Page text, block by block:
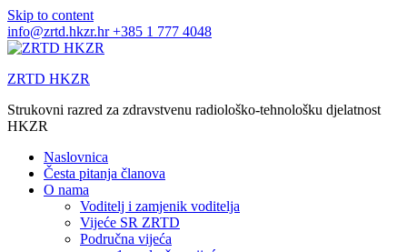
Skip to content
info@zrtd.hkzr.hr+385 1 777 4048
ZRTD HKZR
Strukovni razred za zdravstvenu radiološko-tehnološku djelatnost
HKZR
Naslovnica
Česta pitanja članova
O nama
Voditelj i zamjenik voditelja
Vijeće SR ZRTD
Područna vijeća